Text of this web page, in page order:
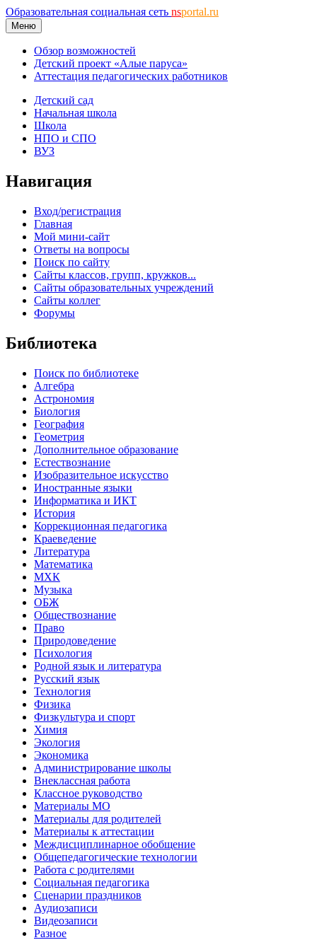
Образовательная социальная сеть nsportal.ru
Меню
Обзор возможностей
Детский проект «Алые паруса»
Аттестация педагогических работников
Детский сад
Начальная школа
Школа
НПО и СПО
ВУЗ
Навигация
Вход/регистрация
Главная
Мой мини-сайт
Ответы на вопросы
Поиск по сайту
Сайты классов, групп, кружков...
Сайты образовательных учреждений
Сайты коллег
Форумы
Библиотека
Поиск по библиотеке
Алгебра
Астрономия
Биология
География
Геометрия
Дополнительное образование
Естествознание
Изобразительное искусство
Иностранные языки
Информатика и ИКТ
История
Коррекционная педагогика
Краеведение
Литература
Математика
МХК
Музыка
ОБЖ
Обществознание
Право
Природоведение
Психология
Родной язык и литература
Русский язык
Технология
Физика
Физкультура и спорт
Химия
Экология
Экономика
Администрирование школы
Внеклассная работа
Классное руководство
Материалы МО
Материалы для родителей
Материалы к аттестации
Междисциплинарное обобщение
Общепедагогические технологии
Работа с родителями
Социальная педагогика
Сценарии праздников
Аудиозаписи
Видеозаписи
Разное